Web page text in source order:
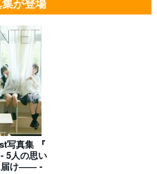
が登場
写真集 『
5人の思い
届け―― -